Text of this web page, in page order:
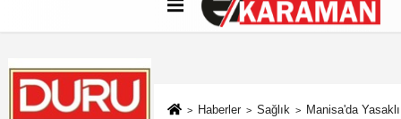
Künye İletişim Çerez Politikası
Haberler Sağlık Manisa'da